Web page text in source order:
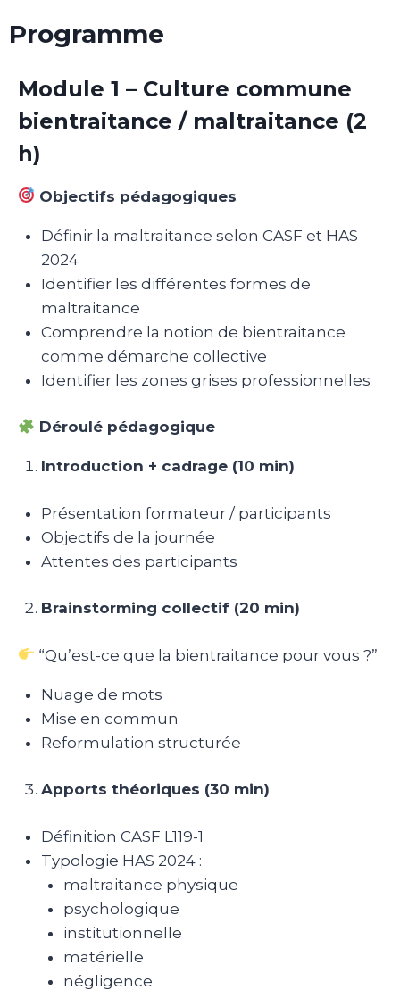
Programme
Module 1 – Culture commune
bientraitance / maltraitance (2
h)
Objectifs pédagogiques
Définir la maltraitance selon CASF et HAS
2024
Identifier les différentes formes de
maltraitance
Comprendre la notion de bientraitance
comme démarche collective
Identifier les zones grises professionnelles
Déroulé pédagogique
Introduction + cadrage (10 min)
Présentation formateur / participants
Objectifs de la journée
Attentes des participants
Brainstorming collectif (20 min)
“Qu’est-ce que la bientraitance pour vous ?”
Nuage de mots
Mise en commun
Reformulation structurée
Apports théoriques (30 min)
Définition CASF L119-1
Typologie HAS 2024 :
maltraitance physique
psychologique
institutionnelle
matérielle
négligence